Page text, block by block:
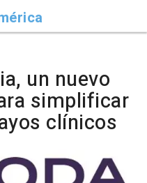
un nuevo
simplificar
clínicos